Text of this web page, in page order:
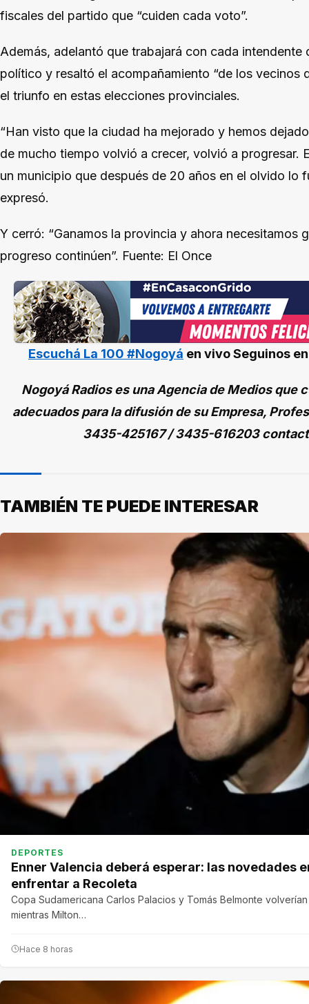
fiscales del partido que “cuiden cada voto”.
Además, adelantó que trabajará con cada
político y resaltó el acompañamiento “de los vecinos
el triunfo en estas elecciones provinciales.
“Han visto que la ciudad ha mejorado y hemos
de mucho tiempo volvió a crecer, volvió a progresar.
un municipio que después de 20 años en el olvido lo
expresó.
Y cerró: “Ganamos la provincia y ahora necesitamos
progreso continúen”. Fuente: El Once
Escuchá La 100 #Nogoyá en vivoSeguinos
Nogoyá Radios es una Agencia de Medios
adecuados para la difusión de su Empresa,
3435-425167 / 3435-616203
TAMBIÉN TE PUEDE INTERESAR
DEPORTES
Enner Valencia deberá esperar: las novedades
enfrentar a Recoleta
Copa Sudamericana Carlos Palacios y Tomás Belmonte
mientras Milton…
Hace 8 horas